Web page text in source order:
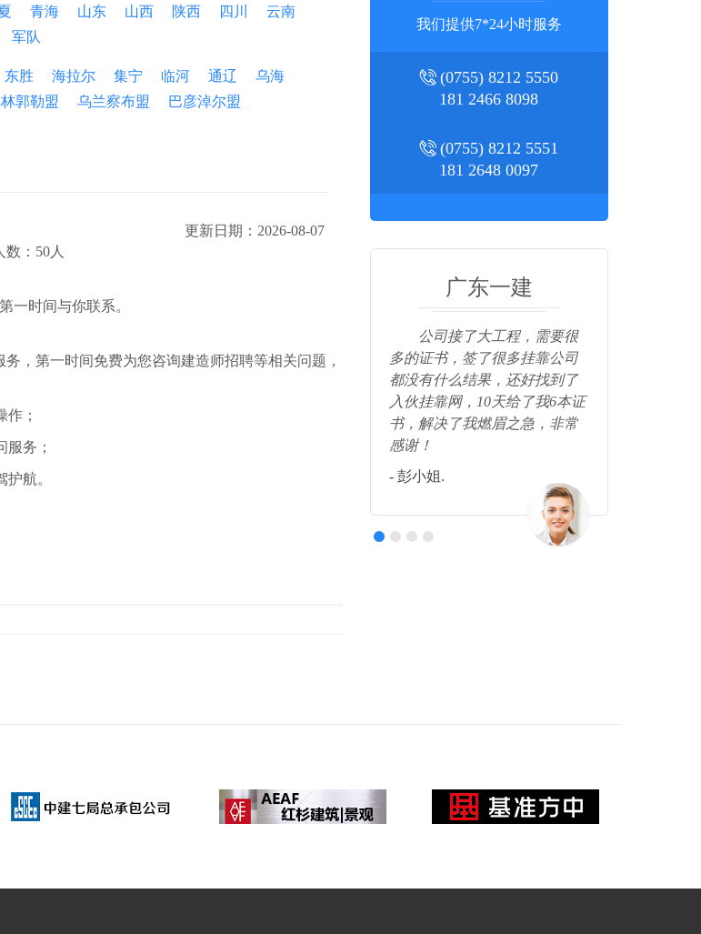
青海 山东 山西 陕西 四川
云南
军队
东胜 海拉尔 集宁 临河 通辽
乌海
郭勒盟 乌兰察布盟 巴彦淖尔盟
更新日期：2026-08-07
：50人
一时间与你联系。
，第一时间免费为您咨询建造师招聘等相关问题，
；
务；
航。
我们提供7*24小时服务
(0755) 8212 5550
181 2466 8098
(0755) 8212 5551
181 2648 0097
广东一建
公司接了大工程，需要很
多的证书，签了很多挂靠公司
都没有什么结果，还好找到了
入伙挂靠网，10天给了我6本证
书，解决了我燃眉之急，非常
感谢！
- 彭小姐.